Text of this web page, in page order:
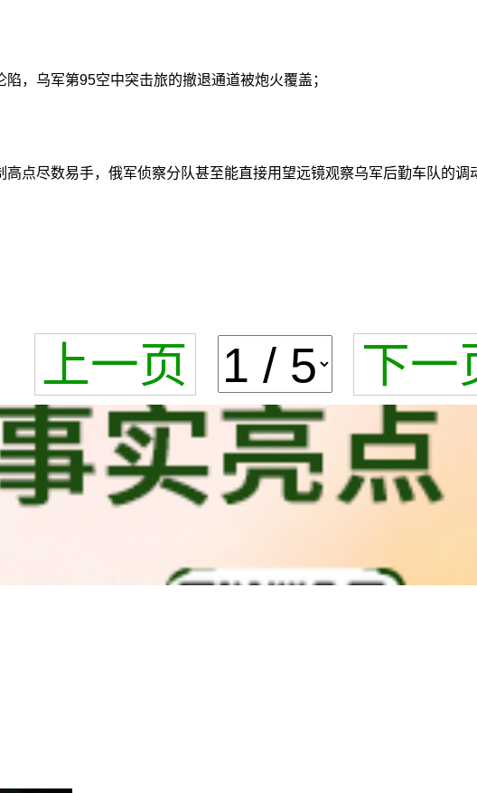
，乌军第95空中突击旅的撤退通道被炮火覆盖；
高点尽数易手，俄军侦察分队甚至能直接用望远镜观察乌军后勤车队的调
上一页 下一